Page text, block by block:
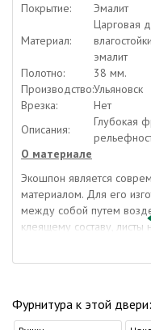
Покрытие: Эмалит
Материал:
Царговая
эмалит
Полотно:
38 мм.
Производство:Ульяновск
Врезка:
Нет
Описания:
Глубокая
О материале
Экошпон является
материалом. Для его
между собой путем
клеящему составу,
образуют монолитную
Каждый пучок волокон
Фурнитура к этой двери: